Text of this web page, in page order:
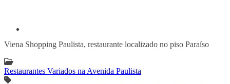
Viena Shopping Paulista, restaurante localizado no piso Paraíso
Restaurantes Variados na Avenida Paulista